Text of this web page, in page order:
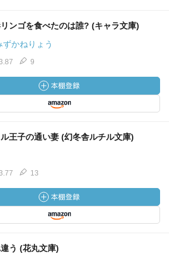
ンゴを食べたのは誰? (キャラ文庫)
かねりょう
9
王子の通い妻 (幻冬舎ルチル文庫)
13
う (花丸文庫)